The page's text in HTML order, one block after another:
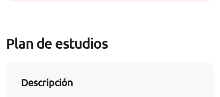
Plan de estudios
Descripción